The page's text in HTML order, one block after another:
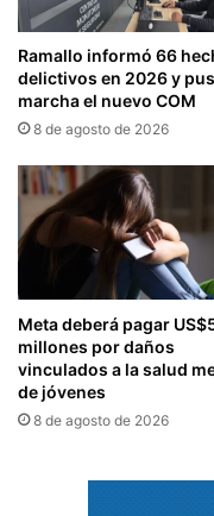
Ramallo informó 66
delictivos en 2026 y
marcha el nuevo COM
8 de agosto de 2026
Meta deberá pagar
millones por daños
vinculados a la salud
de jóvenes
8 de agosto de 2026